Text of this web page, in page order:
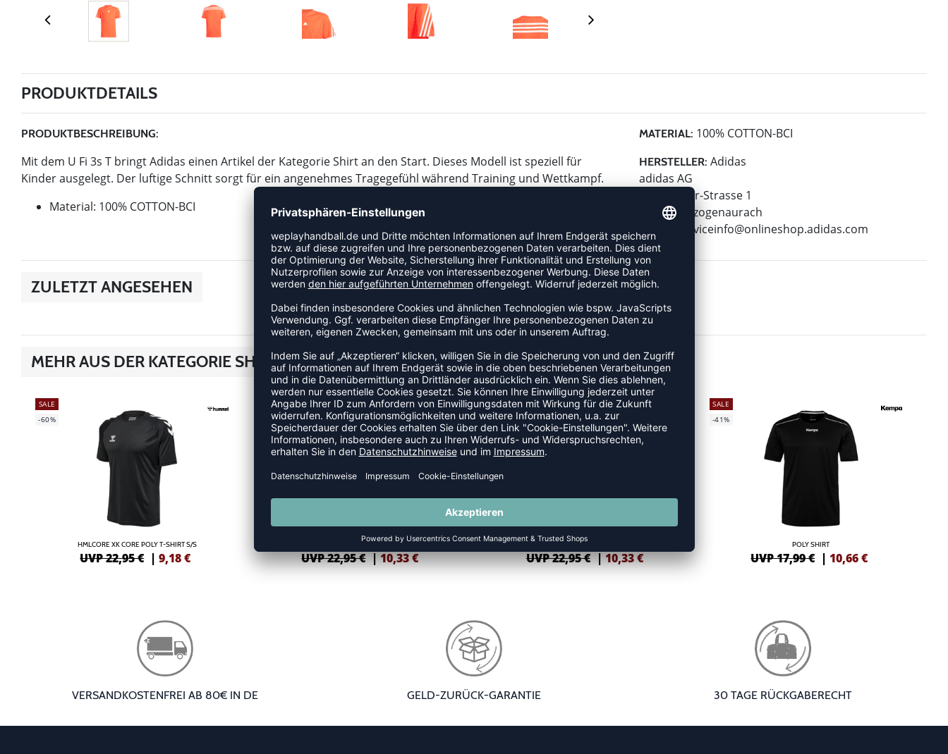
PRODUKTDETAILS
PRODUKTBESCHREIBUNG:
Mit dem U Fi 3s T bringt Adidas einen Artikel der Kategorie Shirt an den Start. Dieses Modell ist speziell für
Kinder ausgelegt. Der luftige Schnitt sorgt für ein angenehmes Tragegefühl während Training und Wettkampf.
Material: 100% COTTON-BCI
MATERIAL: 100% COTTON-BCI
HERSTELLER: Adidas
adidas AG
Adi-Dassler-Strasse 1
91074 Herzogenaurach
serviceinfo@onlineshop.adidas.com
ZULETZT ANGESEHEN
MEHR AUS DER KATEGORIE SHIRTS
SALE
-60%
HMLCORE XK CORE POLY T-SHIRT S/S
UVP 22,95 € |9,18€
SALE
-55%
HMLCORE XK CORE POLY T-SHIRT S/S
UVP 22,95 € |10,33€
SALE
-55%
HMLCORE XK CORE POLY T-SHIRT S/S
UVP 22,95 € |10,33€
SALE
-41%
POLY SHIRT
UVP 17,99 € |10,66€
VERSANDKOSTENFREI AB 80€ IN DE GELD-ZURÜCK-GARANTIE 30 TAGE RÜCKGABERECHT